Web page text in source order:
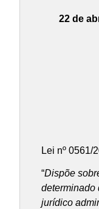
22 de
Lei nº 0561/
“Dispõe
determinado
jurídico